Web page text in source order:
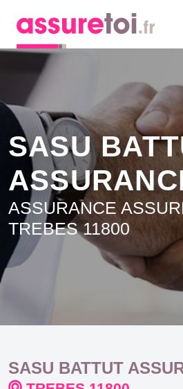
SASU
ASSURANCE
TREBES 11800
SASU BATTUT